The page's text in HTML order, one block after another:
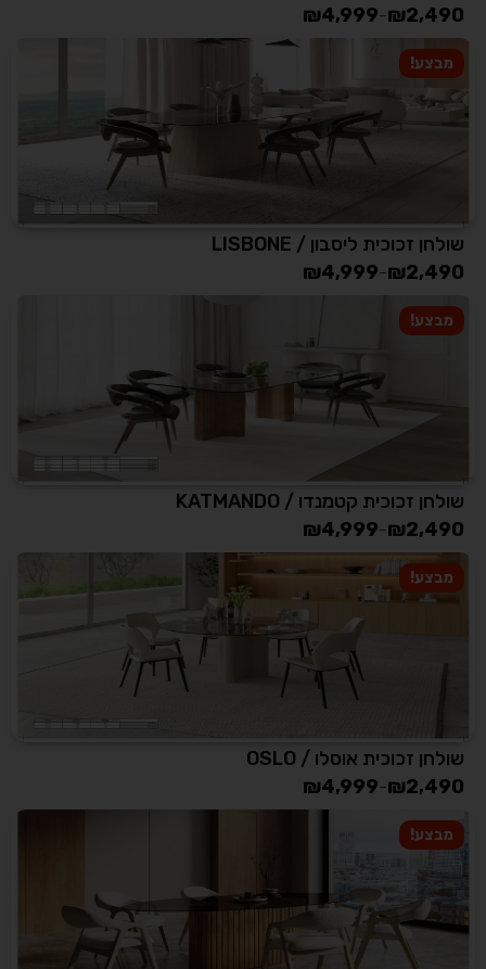
₪2,490
–
₪4,999
מבצע!
שולחן זכוכית ליסבון / LISBONE
₪2,490
–
₪4,999
מבצע!
שולחן זכוכית קטמנדו / KATMANDO
₪2,490
–
₪4,999
מבצע!
שולחן זכוכית אוסלו / OSLO
₪2,490
–
₪4,999
מבצע!